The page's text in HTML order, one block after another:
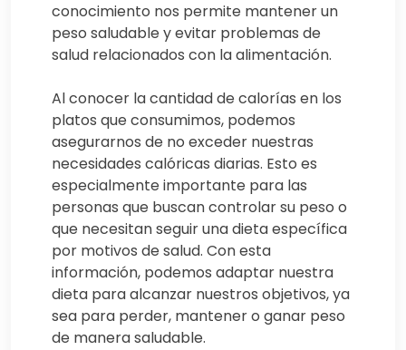
conocimiento nos permite mantener un
peso saludable y evitar problemas de
salud relacionados con la alimentación.
Al conocer la cantidad de calorías en los
platos que consumimos, podemos
asegurarnos de no exceder nuestras
necesidades calóricas diarias. Esto es
especialmente importante para las
personas que buscan controlar su peso o
que necesitan seguir una dieta específica
por motivos de salud. Con esta
información, podemos adaptar nuestra
dieta para alcanzar nuestros objetivos, ya
sea para perder, mantener o ganar peso
de manera saludable.